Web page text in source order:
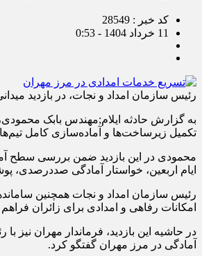
کد خبر : 28549
11 خرداد 1404 - 0:53
رئیس سازمان امداد و نجات، در بازدید
به گزارش حادثه ایلام;مهندس بابک
تکمیل زیرساخت‌ها و آماده‌سازی کامل
محمودی در این بازدید ضمن بررسی سطح
ایام اربعین، خواستار آمادگی
رئیس سازمان امداد و نجات همچنین
امکانات رفاهی و امدادی برای زائران
در حاشیه این بازدید، فرماندار مهران
آمادگی در مرز مهران گفتگو کرد.